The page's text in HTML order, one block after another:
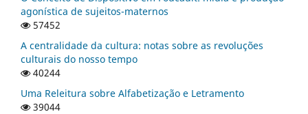
agonística de sujeitos-maternos
57452
A centralidade da cultura: notas sobre as revoluções
culturais do nosso tempo
40244
Uma Releitura sobre Alfabetização e Letramento
39044